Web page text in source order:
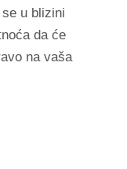
u blizini
da će
na vaša